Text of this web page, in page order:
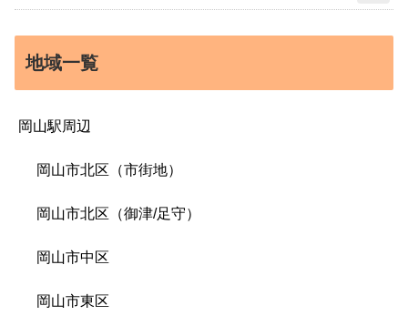
地域一覧
岡山駅周辺
岡山市北区（市街地）
岡山市北区（御津/足守）
岡山市中区
岡山市東区